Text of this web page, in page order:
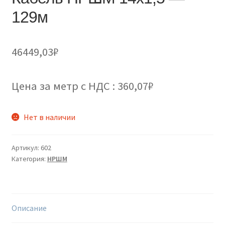
129м
46449,03₽
Цена за метр с НДС : 360,07₽
Нет в наличии
Артикул: 602
Категория: НРШМ
Описание